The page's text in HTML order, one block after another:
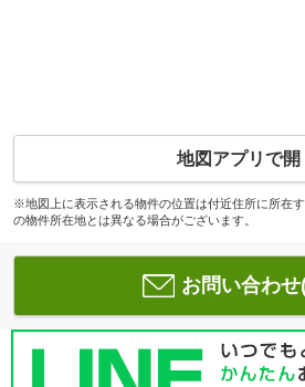
地図アプリで開
※地図上に表示される物件の位置は付近住所に所在
の物件所在地とは異なる場合がございます。
お問い合わせ